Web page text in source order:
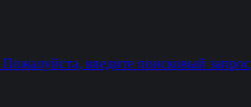
Пожалуйста, введите поисковый запрос